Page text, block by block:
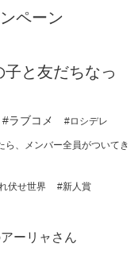
ペーン
と友だちなっ
#ラブコメ #ロシデレ
、メンバー全員がついてき
伏せ世界 #新人賞
ーリャさん